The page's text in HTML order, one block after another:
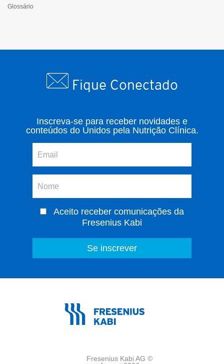
Glossário
Fique Conectado
Inscreva-se para receber novidades e
conteúdos do Unidos pela Nutrição Clínica.
Aceito receber comunicações da
Fresenius Kabi
Fresenius Kabi AG ©